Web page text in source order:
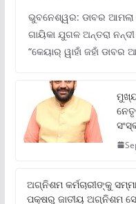
ଭୁବନେଶ୍ୱର: ଡାବର
ଗାୟିକା ଯୁଗଳ ଅନ୍ତରା
“କେୟାର୍ ୱାହାଁ ଜହାଁ ଡାବର
ଅଗ୍ନିଶମ କର୍ମଚାରୀଙ୍କୁ
ପକ୍ଷରୁ ଜାତୀୟ ଅଗ୍ନିଶମ